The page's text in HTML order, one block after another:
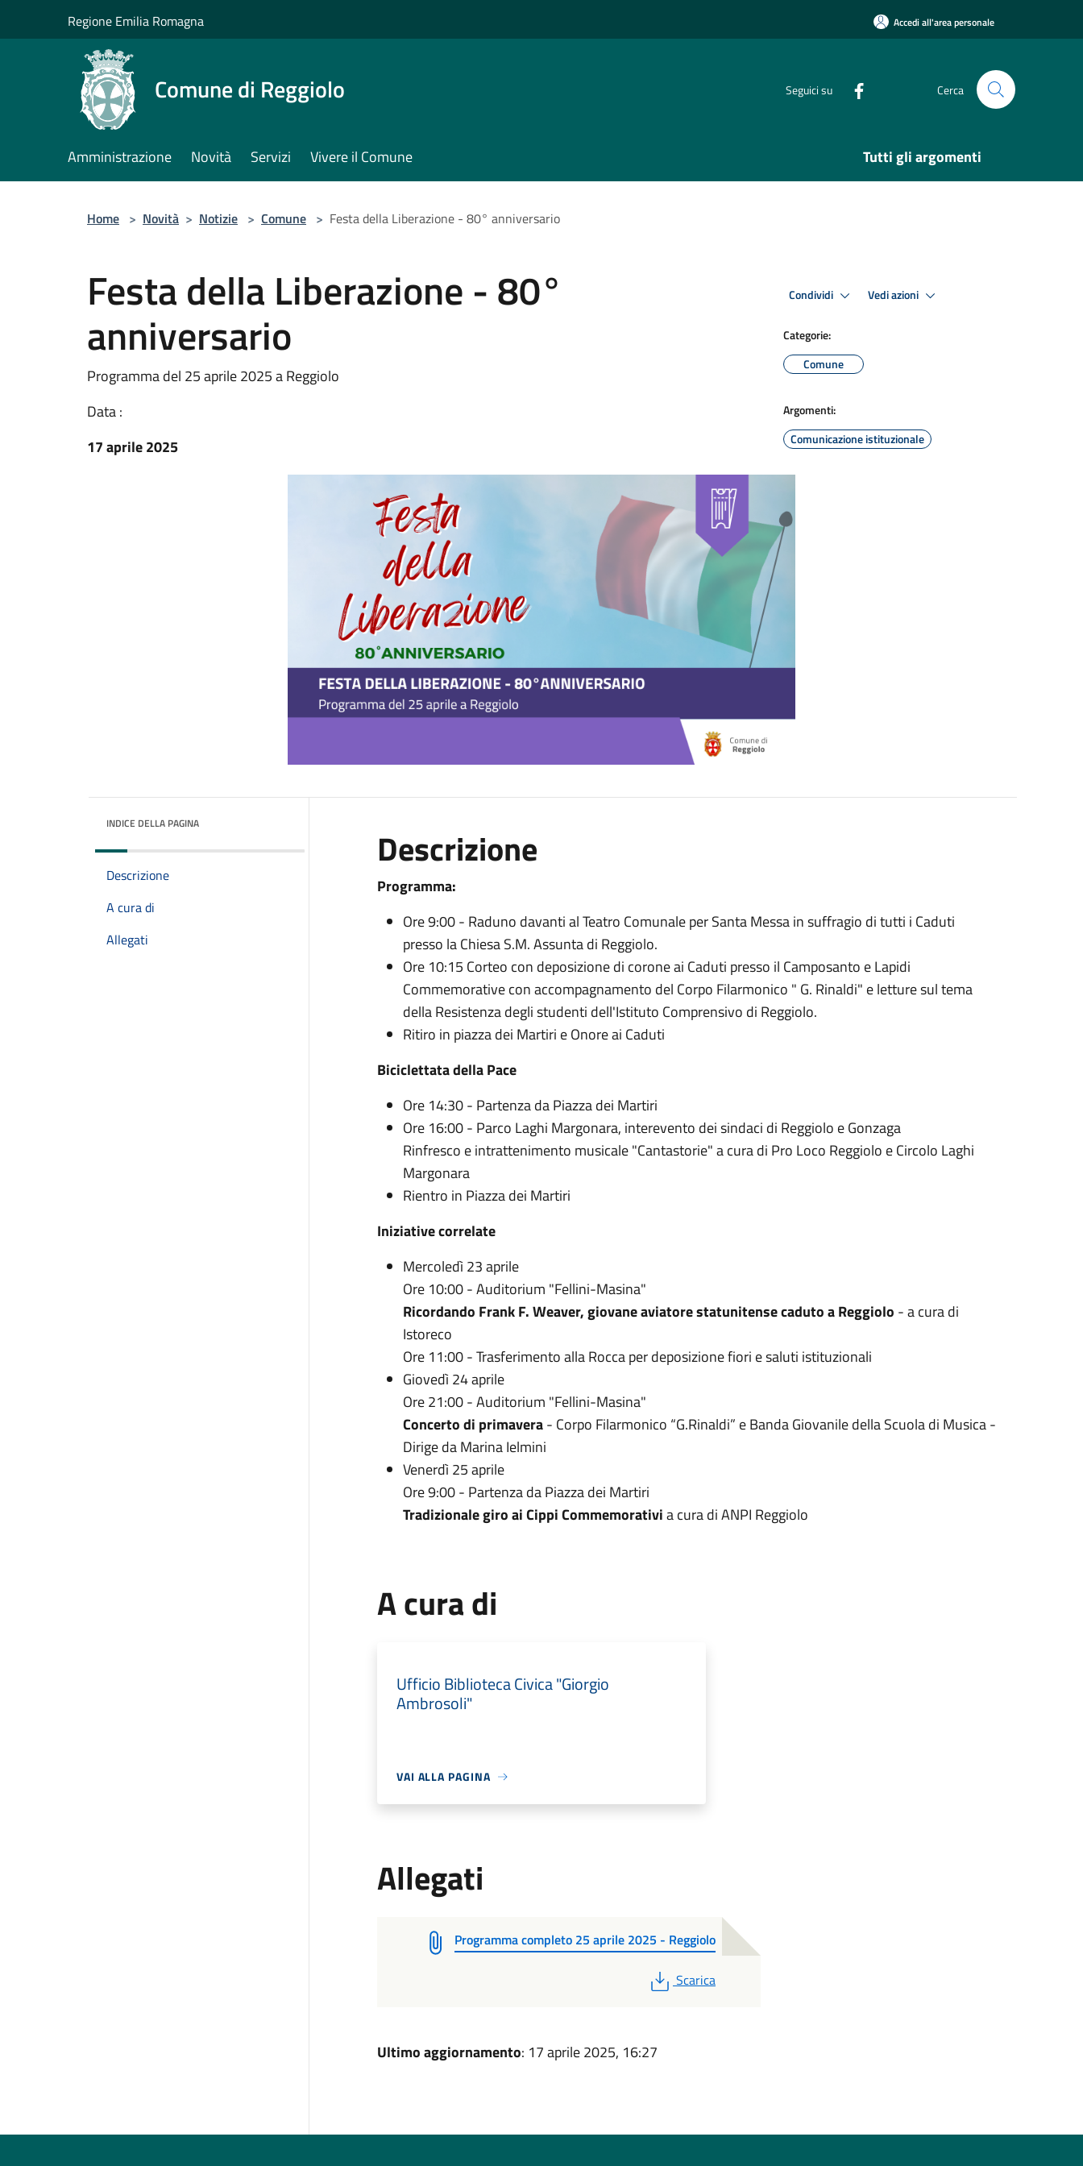
Regione Emilia Romagna Accedi all'area personale
Comune di Reggiolo Seguici su Cerca
Amministrazione Novità Servizi Vivere il Comune Tutti gli argomenti
Home > Novità > Notizie > Comune > Festa della Liberazione - 80° anniversario
Festa della Liberazione - 80°
anniversario
Programma del 25 aprile 2025 a Reggiolo
Data :
17 aprile 2025
Condividi Vedi azioni
Categorie:
Comune
Argomenti:
Comunicazione istituzionale
INDICE DELLA PAGINA
Descrizione
A cura di
Allegati
Descrizione
Programma:
Ore 9:00 - Raduno davanti al Teatro Comunale per Santa Messa in suffragio di tutti i Caduti
presso la Chiesa S.M. Assunta di Reggiolo.
Ore 10:15 Corteo con deposizione di corone ai Caduti presso il Camposanto e Lapidi
Commemorative con accompagnamento del Corpo Filarmonico " G. Rinaldi" e letture sul tema
della Resistenza degli studenti dell'Istituto Comprensivo di Reggiolo.
Ritiro in piazza dei Martiri e Onore ai Caduti
Biciclettata della Pace
Ore 14:30 - Partenza da Piazza dei Martiri
Ore 16:00 - Parco Laghi Margonara, interevento dei sindaci di Reggiolo e Gonzaga
Rinfresco e intrattenimento musicale "Cantastorie" a cura di Pro Loco Reggiolo e Circolo Laghi
Margonara
Rientro in Piazza dei Martiri
Iniziative correlate
Mercoledì 23 aprile
Ore 10:00 - Auditorium "Fellini-Masina"
Ricordando Frank F. Weaver, giovane aviatore statunitense caduto a Reggiolo - a cura di
Istoreco
Ore 11:00 - Trasferimento alla Rocca per deposizione fiori e saluti istituzionali
Giovedì 24 aprile
Ore 21:00 - Auditorium "Fellini-Masina"
Concerto di primavera- Corpo Filarmonico “G.Rinaldi” e Banda Giovanile della Scuola di Musica -
Dirige da Marina Ielmini
Venerdì 25 aprile
Ore 9:00 - Partenza da Piazza dei Martiri
Tradizionale giro ai Cippi Commemorativia cura di ANPI Reggiolo
A cura di
Ufficio Biblioteca Civica "Giorgio
Ambrosoli"
VAI ALLA PAGINA
Allegati
Programma completo 25 aprile 2025 - Reggiolo
PDF
Scarica
Ultimo aggiornamento: 17 aprile 2025, 16:27